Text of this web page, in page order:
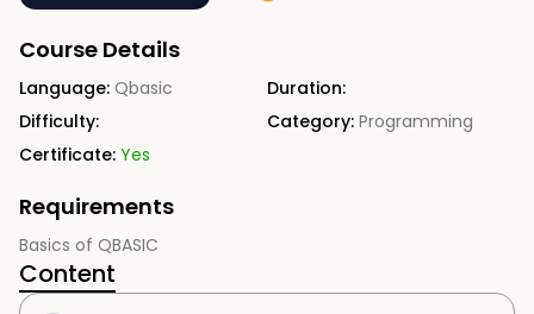
Course Details
Language: Qbasic
Duration:
Difficulty:
Category: Programming
Certificate: Yes
Requirements
Basics of QBASIC
Content